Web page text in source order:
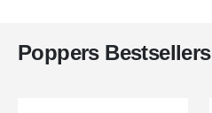
Poppers Bestsellers